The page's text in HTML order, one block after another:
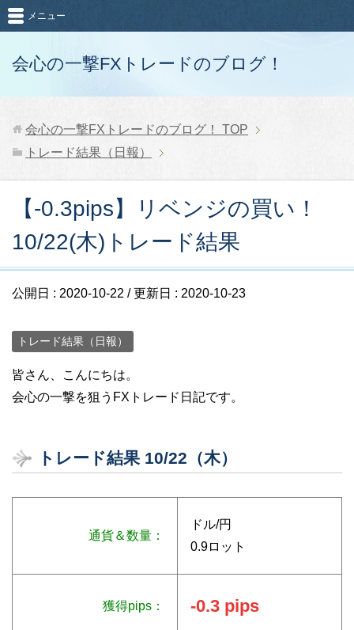
会心の一撃FXトレードのブログ！
メニュー
会心の一撃FXトレードのブログ！
TOP
トレード結果（日報）
【-0.3pips】リベンジの買い！
10/22(木)トレード結果
公開日 : 2020-10-22 / 更新日 : 2020-10-23
トレード結果（日報）
皆さん、こんにちは。
会心の一撃を狙うFXトレード日記です。
トレード結果 10/22（木）
通貨＆数量：
ドル/円
0.9ロット
獲得pips： -0.3 pips